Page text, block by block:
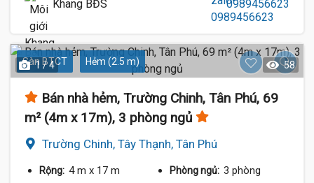
Khang BĐS 0989456623
Sàn BTCT Hẻm (2.5 m)
1 / 4 58
Bán nhà hẻm, Trường Chinh, Tân Phú, 69
m² (4m x 17m), 3 phòng ngủ
Trường Chinh, Tây Thạnh, Tân Phú
Rộng: 4 m x 17 m Phòng ngủ: 3 phòng